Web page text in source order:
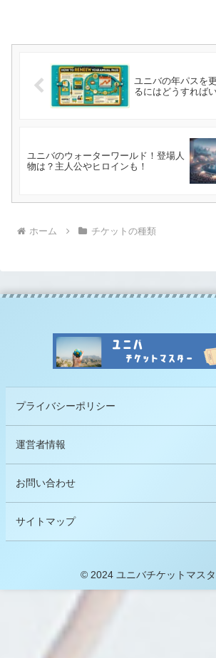
ユニバの年パスを
るにはどうすれば
ユニバのウォーターワールド！登場人
物は？主人公やヒロインも！
ホーム チケットの種類
プライバシーポリシー
運営者情報
お問い合わせ
サイトマップ
© 2024 ユニバチケットマス